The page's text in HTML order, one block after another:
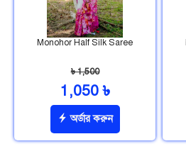
Monohor Half Silk Saree
৳ 1,500
1,050 ৳
অর্ডার করুন